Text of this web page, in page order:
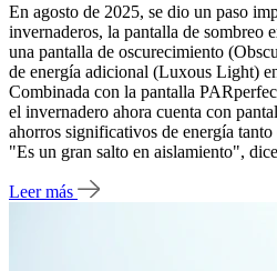
En agosto de 2025, se dio un paso
invernaderos, la pantalla de sombreo
una pantalla de oscurecimiento
de energía adicional (Luxous Light)
Combinada con la pantalla
el invernadero ahora cuenta con
ahorros significativos de energía
"Es un gran salto en aislamiento",
Leer más